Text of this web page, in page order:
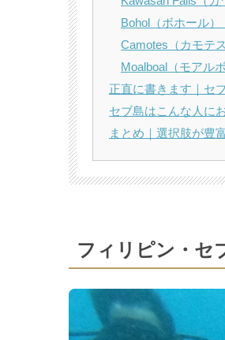
Bohol（ボホール
Camotes（カモテ
Moalboal（モアル
正直に書きます｜セ
セブ島はこんな人に
まとめ｜選択肢が豊
フィリピン・セ